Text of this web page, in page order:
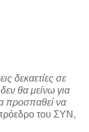
δεκαετίες σε
θα μείνω για
προσπαθεί να
του ΣΥΝ,